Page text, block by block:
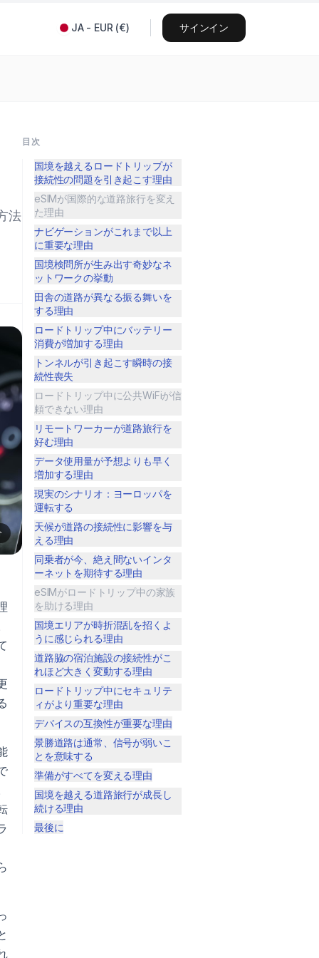
JA- EUR (€) サインイン
法
目次
国境を越えるロードトリップが
接続性の問題を引き起こす理由
eSIMが国際的な道路旅行を変え
た理由
ナビゲーションがこれまで以上
に重要な理由
国境検問所が生み出す奇妙なネ
ットワークの挙動
田舎の道路が異なる振る舞いを
する理由
ロードトリップ中にバッテリー
消費が増加する理由
トンネルが引き起こす瞬時の接
続性喪失
ロードトリップ中に公共WiFiが信
頼できない理由
リモートワーカーが道路旅行を
好む理由
データ使用量が予想よりも早く
増加する理由
現実のシナリオ：ヨーロッパを
運転する
天候が道路の接続性に影響を与
える理由
同乗者が今、絶え間ないインタ
ーネットを期待する理由
eSIMがロードトリップ中の家族
を助ける理由
国境エリアが時折混乱を招くよ
うに感じられる理由
道路脇の宿泊施設の接続性がこ
れほど大きく変動する理由
ロードトリップ中にセキュリテ
ィがより重要な理由
デバイスの互換性が重要な理由
景勝道路は通常、信号が弱いこ
とを意味する
準備がすべてを変える理由
国境を越える道路旅行が成長し
続ける理由
最後に